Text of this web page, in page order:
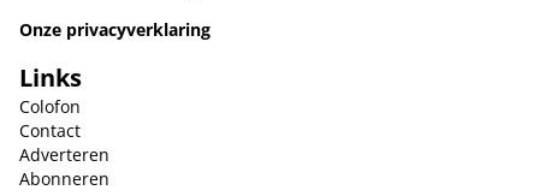
Onze privacyverklaring
Links
Colofon
Contact
Adverteren
Abonneren